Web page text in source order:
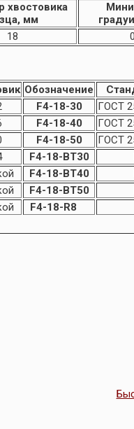
хвостовика
мм
18
Обозначение
F4-18-30 ГОСТ
F4-18-40 ГОСТ
F4-18-50 ГОСТ
F4-18-BT30
F4-18-BT40
F4-18-BT50
F4-18-R8